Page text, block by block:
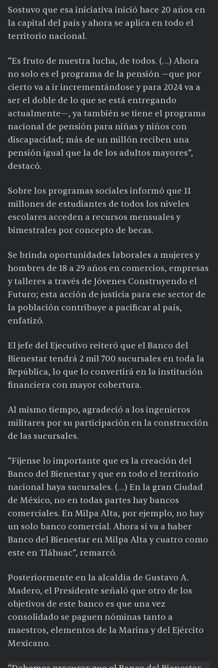
Sostuvo que esa iniciativa inició hace 20 años en
la capital del país y ahora se aplica en todo el
territorio nacional.
“Es fruto de nuestra lucha, de todos. (…) Ahora
no solo es el programa de la pensión —que por
cierto va a ir incrementándose y para 2024 va a
ser el doble de lo que se está entregando
actualmente—, ya también se tiene el programa
nacional de pensión para niñas y niños con
discapacidad; más de un millón reciben una
pensión igual que la de los adultos mayores”,
destacó.
Sobre los programas sociales informó que 11
millones de estudiantes de todos los niveles
escolares acceden a recursos mensuales y
bimestrales por concepto de becas.
Se brinda oportunidades laborales a mujeres y
hombres de 18 a 29 años en comercios, empresas
y talleres a través de Jóvenes Construyendo el
Futuro; esta acción de justicia para ese sector de
la población contribuye a pacificar al país,
enfatizó.
El jefe del Ejecutivo reiteró que el Banco del
Bienestar tendrá 2 mil 700 sucursales en toda la
República, lo que lo convertirá en la institución
financiera con mayor cobertura.
Al mismo tiempo, agradeció a los ingenieros
militares por su participación en la construcción
de las sucursales.
“Fíjense lo importante que es la creación del
Banco del Bienestar y que en todo el territorio
nacional haya sucursales. (…) En la gran Ciudad
de México, no en todas partes hay bancos
comerciales. En Milpa Alta, por ejemplo, no hay
un solo banco comercial. Ahora sí va a haber
Banco del Bienestar en Milpa Alta y cuatro como
este en Tláhuac”, remarcó.
Posteriormente en la alcaldía de Gustavo A.
Madero, el Presidente señaló que otro de los
objetivos de este banco es que una vez
consolidado se paguen nóminas tanto a
maestros, elementos de la Marina y del Ejército
Mexicano.